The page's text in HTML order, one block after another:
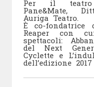
Per il teatro
Pane&Mate,
Auriga Teatro.
È co-fondatrice
Reaper con
spettacoli:
del Next
Cyclette e
dell’edizione